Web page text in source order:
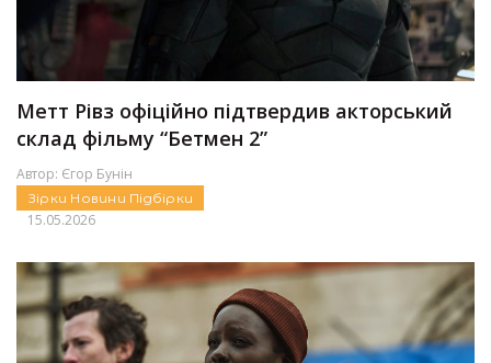
Метт Рівз офіційно підтвердив акторський
склад фільму “Бетмен 2”
Автор: Єгор Бунін
Зірки Новини Підбірки
15.05.2026